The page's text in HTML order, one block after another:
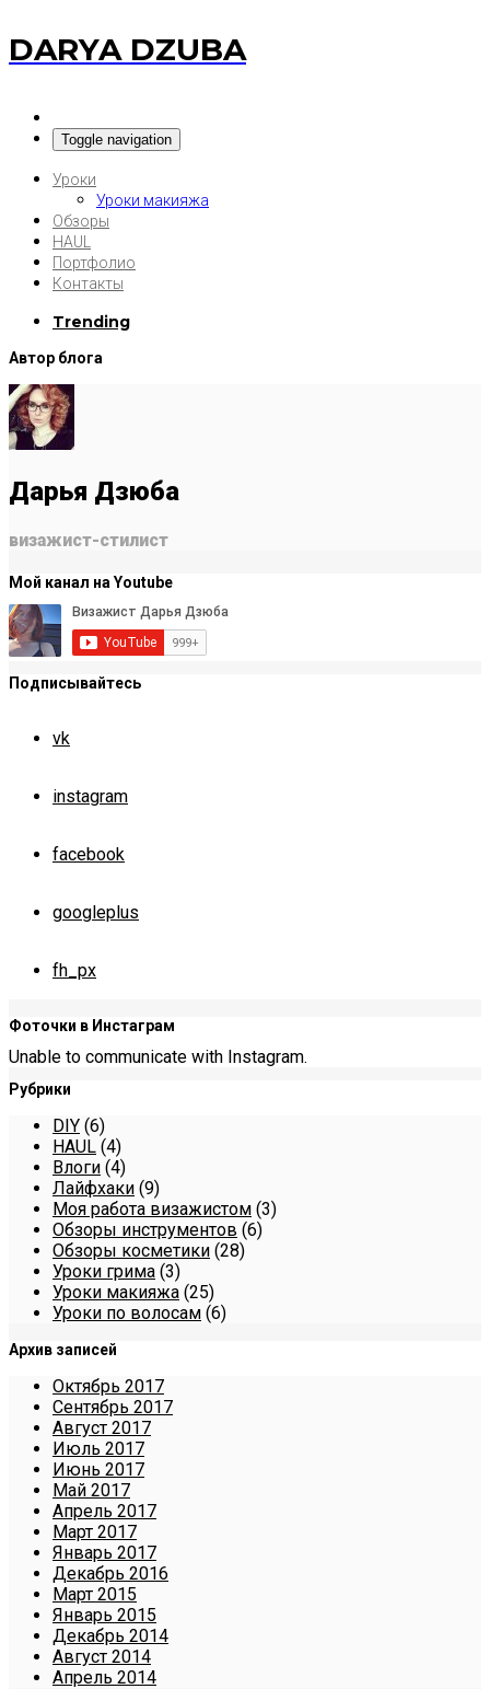
DARYA DZUBA
Toggle navigation
Уроки
Уроки макияжа
Обзоры
HAUL
Портфолио
Контакты
Trending
Автор блога
Дарья Дзюба
визажист-стилист
Мой канал на Youtube
Подписывайтесь
vk
instagram
facebook
googleplus
fh_px
Фоточки в Инстаграм
Unable to communicate with Instagram.
Рубрики
DIY (6)
HAUL (4)
Влоги (4)
Лайфхаки (9)
Моя работа визажистом (3)
Обзоры инструментов (6)
Обзоры косметики (28)
Уроки грима (3)
Уроки макияжа (25)
Уроки по волосам (6)
Архив записей
Октябрь 2017
Сентябрь 2017
Август 2017
Июль 2017
Июнь 2017
Май 2017
Апрель 2017
Март 2017
Январь 2017
Декабрь 2016
Март 2015
Январь 2015
Декабрь 2014
Август 2014
Апрель 2014